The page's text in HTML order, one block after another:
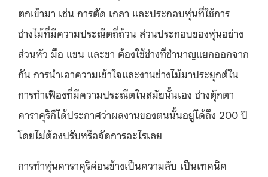
ตกเข้ามา เช่น การตัด เกลา และประกอบหุ่นที่ใช้การ
ช่างไม้ที่มีความประณีตถี่ถ้วน ส่วนประกอบของหุ่นอย่าง
ส่วนหัว มือ แขน และขา ต้องใช้ช่างที่ชำนาญแยกออกจาก
กัน การนำเอาความเข้าใจและงานช่างไม้มาประยุกต์ใน
การทำเฟืองที่มีความประณีตในสมัยนั้นเอง ช่างตุ๊กตา
คาราคุริก็ได้ประกาศว่าผลงานของตนนั้นอยู่ได้ถึง 200 ปี
โดยไม่ต้องปรับหรือจัดการอะไรเลย
การทำหุ่นคาราคุริค่อนข้างเป็นความลับ เป็นเทคนิค